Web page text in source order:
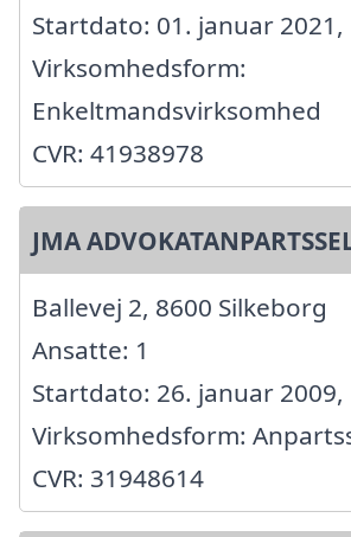
Startdato: 01. januar 2021,
Virksomhedsform:
Enkeltmandsvirksomhed
CVR: 41938978
JMA
Ballevej 2, 8600 Silkeborg
Ansatte: 1
Startdato: 26. januar 2009,
Virksomhedsform:
CVR: 31948614